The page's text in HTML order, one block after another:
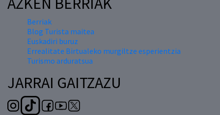
Berriak
Blog Turista maitea
Euskadiri buruz
Errealitate Birtualeko murgiltze esperientzia
Turismo arduratsua
JARRAI GAITZAZU